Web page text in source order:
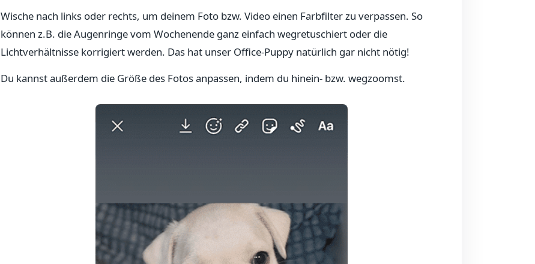
Wische nach links oder rechts, um deinem Foto bzw. Video einen Farbfilter zu verpassen. So
können z.B. die Augenringe vom Wochenende ganz einfach wegretuschiert oder die
Lichtverhältnisse korrigiert werden. Das hat unser Office-Puppy natürlich gar nicht nötig!
Du kannst außerdem die Größe des Fotos anpassen, indem du hinein- bzw. wegzoomst.